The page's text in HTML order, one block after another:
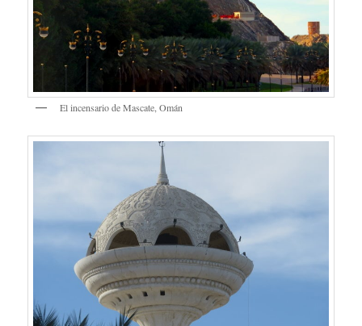
El incensario de Mascate, Omán